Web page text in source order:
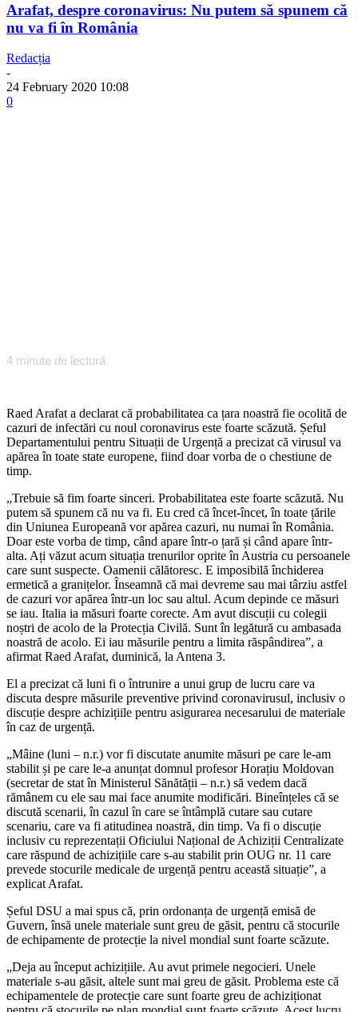
Arafat, despre coronavirus: Nu putem să spunem că
nu va fi în România
Redacția
-
24 February 2020 10:08
0
4 minute de lectură
Raed Arafat a declarat că probabilitatea ca țara noastră fie ocolită de
cazuri de infectări cu noul coronavirus este foarte scăzută. Șeful
Departamentului pentru Situații de Urgență a precizat că virusul va
apărea în toate state europene, fiind doar vorba de o chestiune de
timp.
„Trebuie să fim foarte sinceri. Probabilitatea este foarte scăzută. Nu
putem să spunem că nu va fi. Eu cred că încet-încet, în toate țările
din Uniunea Europeană vor apărea cazuri, nu numai în România.
Doar este vorba de timp, când apare într-o țară și când apare într-
alta. Ați văzut acum situația trenurilor oprite în Austria cu persoanele
care sunt suspecte. Oamenii călătoresc. E imposibilă închiderea
ermetică a granițelor. Înseamnă că mai devreme sau mai târziu astfel
de cazuri vor apărea într-un loc sau altul. Acum depinde ce măsuri
se iau. Italia ia măsuri foarte corecte. Am avut discuții cu colegii
noștri de acolo de la Protecția Civilă. Sunt în legătură cu ambasada
noastră de acolo. Ei iau măsurile pentru a limita răspândirea”, a
afirmat Raed Arafat, duminică, la Antena 3.
El a precizat că luni fi o întrunire a unui grup de lucru care va
discuta despre măsurile preventive privind coronavirusul, inclusiv o
discuție despre achizițiile pentru asigurarea necesarului de materiale
în caz de urgență.
„Mâine (luni – n.r.) vor fi discutate anumite măsuri pe care le-am
stabilit și pe care le-a anunțat domnul profesor Horațiu Moldovan
(secretar de stat în Ministerul Sănătății – n.r.) să vedem dacă
rămânem cu ele sau mai face anumite modificări. Bineînțeles că se
discută scenarii, în cazul în care se întâmplă cutare sau cutare
scenariu, care va fi atitudinea noastră, din timp. Va fi o discuție
inclusiv cu reprezentații Oficiului Național de Achiziții Centralizate
care răspund de achizițiile care s-au stabilit prin OUG nr. 11 care
prevede stocurile medicale de urgență pentru această situație”, a
explicat Arafat.
Șeful DSU a mai spus că, prin ordonanța de urgență emisă de
Guvern, însă unele materiale sunt greu de găsit, pentru că stocurile
de echipamente de protecție la nivel mondial sunt foarte scăzute.
„Deja au început achizițiile. Au avut primele negocieri. Unele
materiale s-au găsit, altele sunt mai greu de găsit. Problema este că
echipamentele de protecție care sunt foarte greu de achiziționat